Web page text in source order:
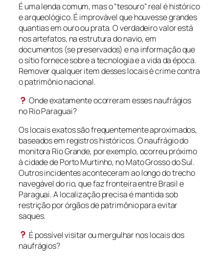
É uma lenda comum, mas o “tesouro” real é histórico
e arqueológico. É improvável que houvesse grandes
quantias em ouro ou prata. O verdadeiro valor está
nos artefatos, na estrutura do navio, em
documentos (se preservados) e na informação que
o sítio fornece sobre a tecnologia e a vida da época.
Remover qualquer item desses locais é crime contra
o patrimônio nacional.
Onde exatamente ocorreram esses naufrágios
no Rio Paraguai?
Os locais exatos são frequentemente aproximados,
baseados em registros históricos. O naufrágio do
monitora Rio Grande, por exemplo, ocorreu próximo
à cidade de Porto Murtinho, no Mato Grosso do Sul.
Outros incidentes aconteceram ao longo do trecho
navegável do rio, que faz fronteira entre Brasil e
Paraguai. A localização precisa é mantida sob
restrição por órgãos de patrimônio para evitar
saques.
É possível visitar ou mergulhar nos locais dos
naufrágios?